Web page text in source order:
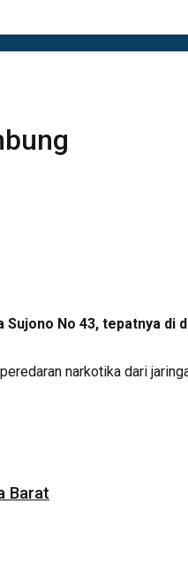
No 43, tepatnya di
narkotika dari
Barat